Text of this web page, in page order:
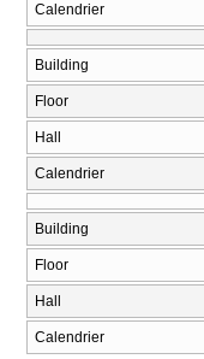
Calendrier
Building
Floor
Hall
Calendrier
Building
Floor
Hall
Calendrier